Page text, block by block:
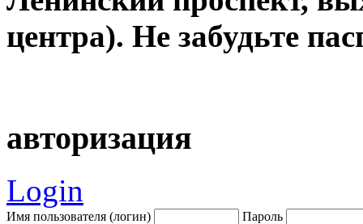
центра). Не забудьте
авторизация
Login
Имя пользователя (логин) Пароль